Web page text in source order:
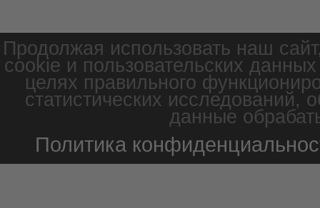
Продолжая использовать наш
cookie и пользовательских
целях правильного
статистических
данные
Политика